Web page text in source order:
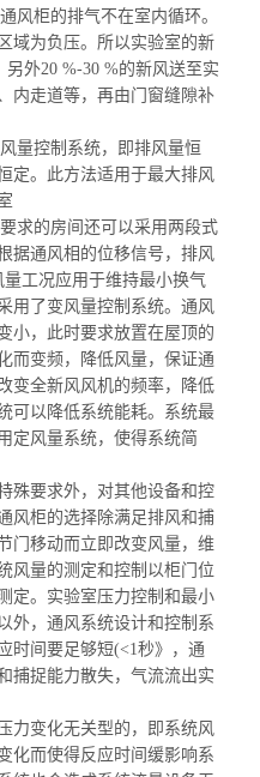
风柜的排气不在室内循环。
域为负压。所以实验室的新
外20 %-30 %的新风送至实
内走道等，再由门窗缝隙补
量控制系统，即排风量恒
定。此方法适用于最大排风
求的房间还可以采用两段式
据通风相的位移信号，排风
工况应用于维持最小换气
用了变风量控制系统。通风
小，此时要求放置在屋顶的
而变频，降低风量，保证通
变全新风风机的频率，降低
可以降低系统能耗。系统最
定风量系统，使得系统简
殊要求外，对其他设备和控
风柜的选择除满足排风和捕
门移动而立即改变风量，维
风量的测定和控制以柜门位
定。实验室压力控制和最小
外，通风系统设计和控制系
时间要足够短(<1秒》 ，通
捕捉能力散失，气流流出实
力变化无关型的，即系统风
化而使得反应时间缓影响系